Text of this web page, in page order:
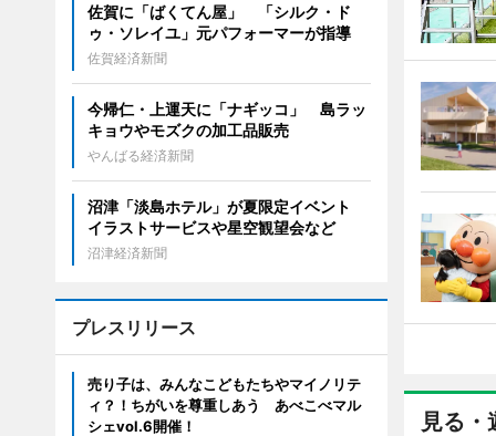
見る・
佐賀に「ばくてん屋」 「シルク・ド
ゥ・ソレイユ」元パフォーマーが指導
佐賀経済新聞
今帰仁・上運天に「ナギッコ」 島ラッ
キョウやモズクの加工品販売
やんばる経済新聞
沼津「淡島ホテル」が夏限定イベント
イラストサービスや星空観望会など
沼津経済新聞
プレスリリース
売り子は、みんなこどもたちやマイノリテ
ィ？！ちがいを尊重しあう あべこべマル
シェvol.6開催！